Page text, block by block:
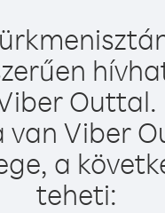
Outtal.
van Viber
a
teheti: